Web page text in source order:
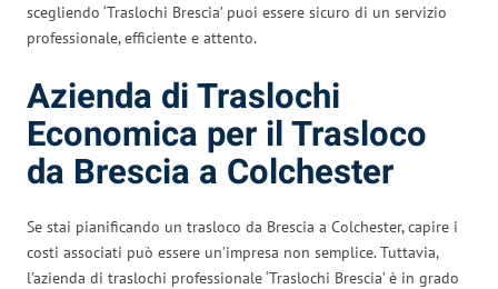
scegliendo ‘Traslochi Brescia’ puoi essere sicuro di un servizio
professionale, efficiente e attento.
Azienda di Traslochi
Economica per il Trasloco
da Brescia a Colchester
Se stai pianificando un trasloco da Brescia a Colchester, capire i
costi associati può essere un’impresa non semplice. Tuttavia,
l’azienda di traslochi professionale ‘Traslochi Brescia’ è in grado